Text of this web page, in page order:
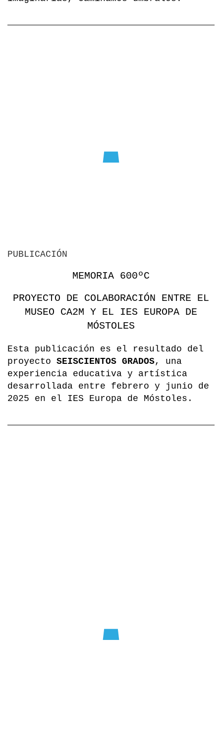
PUBLICACIÓN
MEMORIA 600ºC
PROYECTO DE COLABORACIÓN ENTRE EL
MUSEO CA2M Y EL IES EUROPA DE
MÓSTOLES
Esta publicación es el resultado del
proyecto SEISCIENTOS GRADOS, una
experiencia educativa y artística
desarrollada entre febrero y junio de
2025 en el IES Europa de Móstoles.